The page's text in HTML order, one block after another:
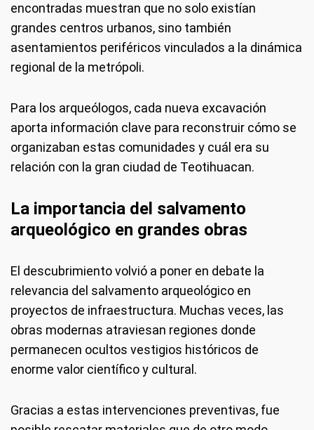
encontradas muestran que no solo existían
grandes centros urbanos, sino también
asentamientos periféricos vinculados a la dinámica
regional de la metrópoli.
Para los arqueólogos, cada nueva excavación
aporta información clave para reconstruir cómo se
organizaban estas comunidades y cuál era su
relación con la gran ciudad de Teotihuacan.
La importancia del salvamento
arqueológico en grandes obras
El descubrimiento volvió a poner en debate la
relevancia del salvamento arqueológico en
proyectos de infraestructura. Muchas veces, las
obras modernas atraviesan regiones donde
permanecen ocultos vestigios históricos de
enorme valor científico y cultural.
Gracias a estas intervenciones preventivas, fue